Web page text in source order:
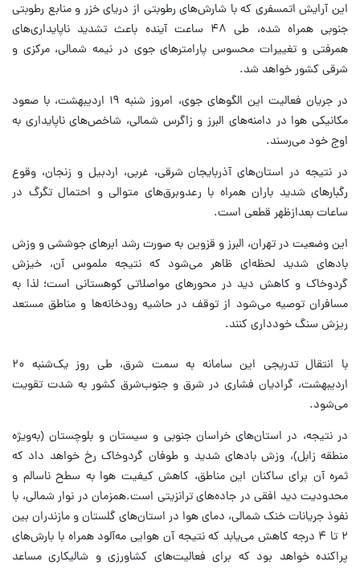
این آرایش اتمسفری که با شارش‌های رطوبتی از دریای خزر و منابع رطوبتی
جنوبی همراه شده، طی ۴۸ ساعت آینده باعث تشدید ناپایداری‌های
همرفتی و تغییرات محسوس پارامترهای جوی در نیمه شمالی، مرکزی و
شرقی کشور خواهد شد.
در جریان فعالیت این الگوهای جوی، امروز شنبه ۱۹ اردیبهشت، با صعود
مکانیکی هوا در دامنه‌های البرز و زاگرس شمالی، شاخص‌های ناپایداری به
اوج خود می‌رسند.
در نتیجه در استان‌های آذربایجان شرقی، غربی، اردبیل و زنجان، وقوع
رگبارهای شدید باران همراه با رعدوبرق‌های متوالی و احتمال تگرگ در
ساعات بعدازظهر قطعی است.
این وضعیت در تهران، البرز و قزوین به صورت رشد ابرهای جوششی و وزش
بادهای شدید لحظه‌ای ظاهر می‌شود که نتیجه ملموس آن، خیزش
گردوخاک و کاهش دید در محورهای مواصلاتی کوهستانی است؛ لذا به
مسافران توصیه می‌شود از توقف در حاشیه رودخانه‌ها و مناطق مستعد
ریزش سنگ خودداری کنند.
با انتقال تدریجی این سامانه به سمت شرق، طی روز یک‌شنبه ۲۰
اردیبهشت، گرادیان فشاری در شرق و جنوب‌شرق کشور به شدت تقویت
می‌شود.
در نتیجه، در استان‌های خراسان جنوبی و سیستان و بلوچستان (به‌ویژه
منطقه زابل)، وزش بادهای شدید و طوفان گردوخاک رخ خواهد داد که
ثمره آن برای ساکنان این مناطق، کاهش کیفیت هوا به سطح ناسالم و
محدودیت دید افقی در جاده‌های ترانزیتی است.همزمان در نوار شمالی، با
نفوذ جریانات خنک شمالی، دمای هوا در استان‌های گلستان و مازندران بین
۲ تا ۴ درجه کاهش می‌یابد که نتیجه آن هوایی مه‌آلود همراه با بارش‌های
پراکنده خواهد بود که برای فعالیت‌های کشاورزی و شالیکاری مساعد